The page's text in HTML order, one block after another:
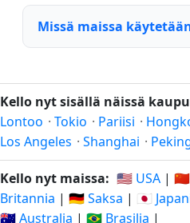
Missä maissa
Kello nyt sisällä näissä
Lontoo · Tokio · Pariisi ·
Los Angeles · Shanghai ·
Kello nyt maissa: 🇺🇸 USA |
Britannia | 🇩🇪 Saksa | 🇯🇵
🇦🇺 Australia | 🇧🇷 Brasilia |